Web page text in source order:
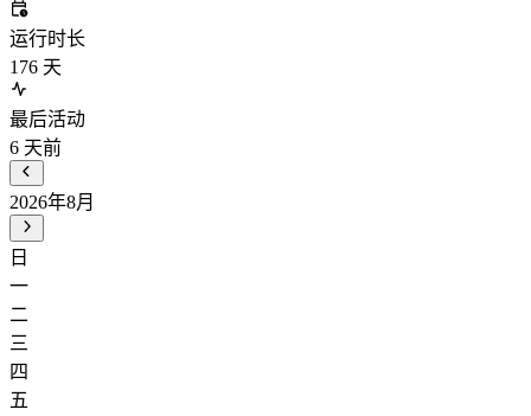
运行时长
176 天
最后活动
6 天前
2026年8月
日
一
二
三
四
五